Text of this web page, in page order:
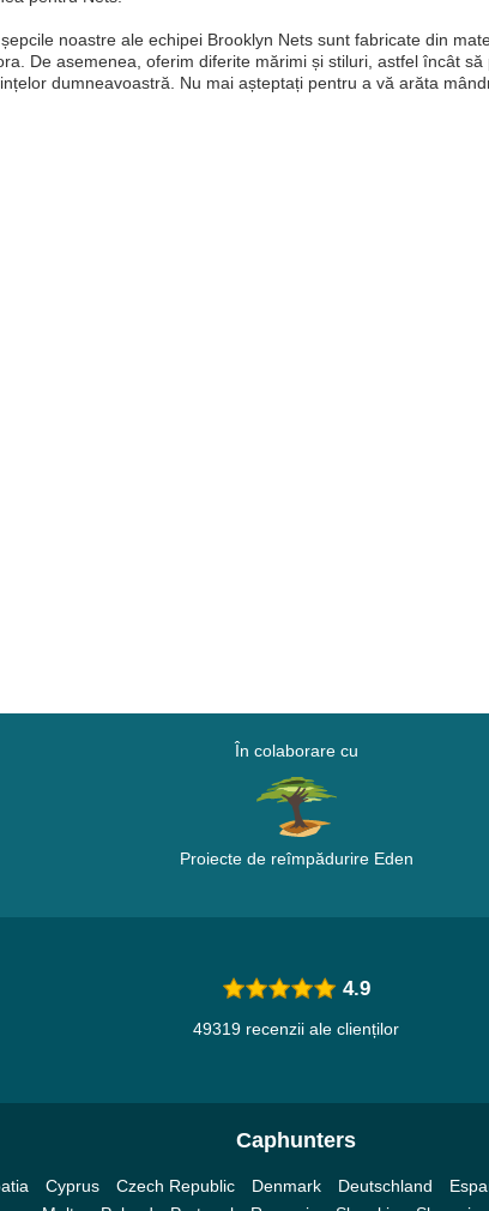
noastre ale echipei Brooklyn Nets sunt fabricate din
De asemenea, oferim diferite mărimi și stiluri, astfel încât
dumneavoastră. Nu mai așteptați pentru a vă arăta
În colaborare cu
Proiecte de reîmpădurire Eden
4.9
49319 recenzii ale clienților
Caphunters
Cyprus Czech Republic Denmark Deutschland